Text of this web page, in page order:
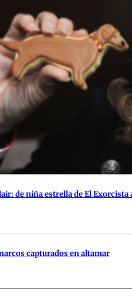
de niña estrella de El Exorcista
capturados en altamar